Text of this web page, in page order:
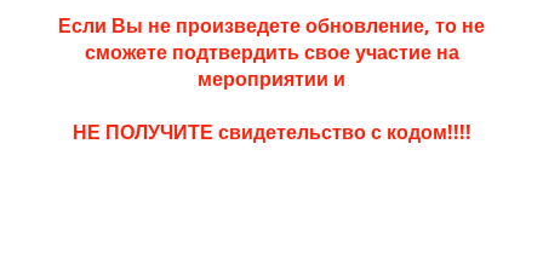
Если Вы не произведете обновление, то не
сможете подтвердить свое участие на
мероприятии и
НЕ ПОЛУЧИТЕ свидетельство с кодом!!!!